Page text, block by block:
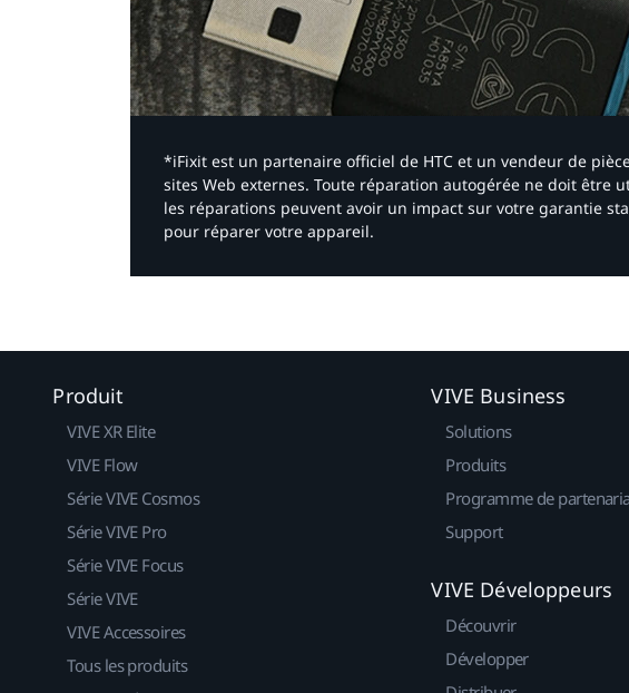
*iFixit est un partenaire officiel de HTC et un vendeur de
sites Web externes. Toute réparation autogérée ne doit être
les réparations peuvent avoir un impact sur votre garantie
pour réparer votre appareil.​
Produit
VIVE XR Elite
VIVE Flow
Série VIVE Cosmos
Série VIVE Pro
Série VIVE Focus
Série VIVE
VIVE Accessoires
Tous les produits
VIVE Business
Solutions
Produits
Programme de
Support
VIVE Développeurs
Découvrir
Développer